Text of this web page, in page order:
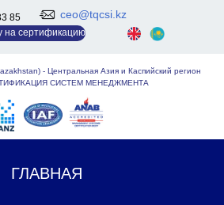
85 ceo@tqcsi.kz
на сертификацию
- Центральная Азия и Каспийский регион
СИСТЕМ МЕНЕДЖМЕНТА
ГЛАВНАЯ